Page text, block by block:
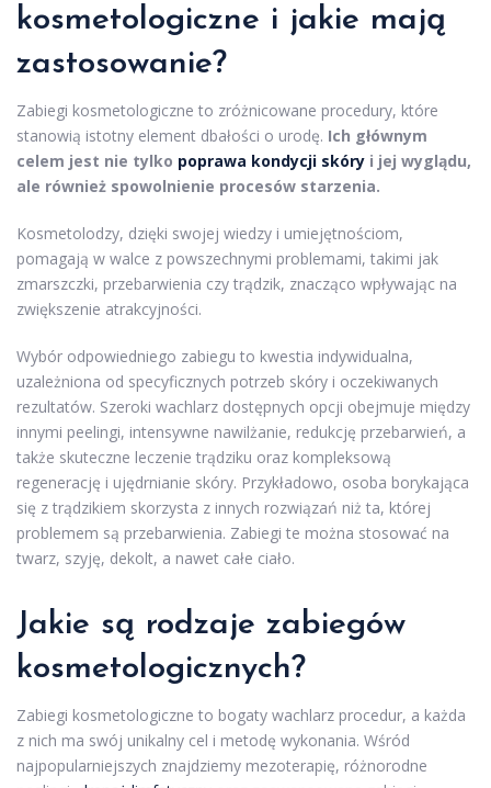
kosmetologiczne i jakie mają
zastosowanie?
Zabiegi kosmetologiczne to zróżnicowane procedury, które
stanowią istotny element dbałości o urodę. Ich głównym
celem jest nie tylko poprawa kondycji skóry i jej wyglądu,
ale również spowolnienie procesów starzenia.
Kosmetolodzy, dzięki swojej wiedzy i umiejętnościom,
pomagają w walce z powszechnymi problemami, takimi jak
zmarszczki, przebarwienia czy trądzik, znacząco wpływając na
zwiększenie atrakcyjności.
Wybór odpowiedniego zabiegu to kwestia indywidualna,
uzależniona od specyficznych potrzeb skóry i oczekiwanych
rezultatów. Szeroki wachlarz dostępnych opcji obejmuje między
innymi peelingi, intensywne nawilżanie, redukcję przebarwień, a
także skuteczne leczenie trądziku oraz kompleksową
regenerację i ujędrnianie skóry. Przykładowo, osoba borykająca
się z trądzikiem skorzysta z innych rozwiązań niż ta, której
problemem są przebarwienia. Zabiegi te można stosować na
twarz, szyję, dekolt, a nawet całe ciało.
Jakie są rodzaje zabiegów
kosmetologicznych?
Zabiegi kosmetologiczne to bogaty wachlarz procedur, a każda
z nich ma swój unikalny cel i metodę wykonania. Wśród
najpopularniejszych znajdziemy mezoterapię, różnorodne